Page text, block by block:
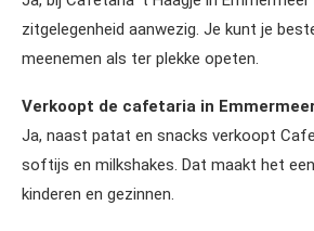
zitgelegenheid aanwezig. Je kunt je
meenemen als ter plekke opeten.
Verkoopt de cafetaria in
Ja, naast patat en snacks verkoopt
softijs en milkshakes. Dat maakt het
kinderen en gezinnen.